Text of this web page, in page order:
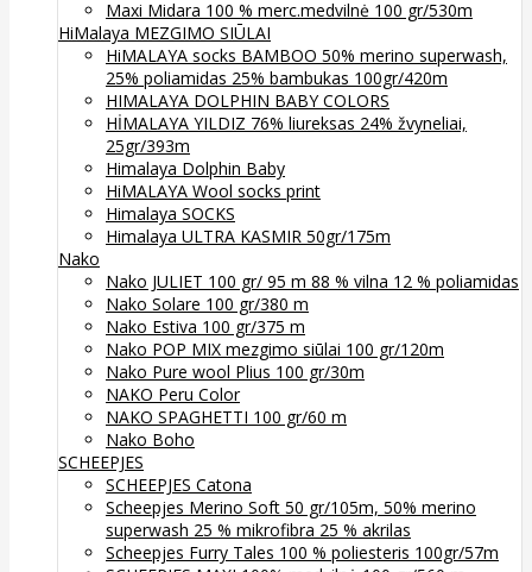
Maxi Midara 100 % merc.medvilnė 100 gr/530m
HiMalaya MEZGIMO SIŪLAI
HiMALAYA socks BAMBOO 50% merino superwash,
25% poliamidas 25% bambukas 100gr/420m
HIMALAYA DOLPHIN BABY COLORS
HİMALAYA YILDIZ 76% liureksas 24% žvyneliai,
25gr/393m
Himalaya Dolphin Baby
HiMALAYA Wool socks print
Himalaya SOCKS
Himalaya ULTRA KASMIR 50gr/175m
Nako
Nako JULIET 100 gr/ 95 m 88 % vilna 12 % poliamidas
Nako Solare 100 gr/380 m
Nako Estiva 100 gr/375 m
Nako POP MIX mezgimo siūlai 100 gr/120m
Nako Pure wool Plius 100 gr/30m
NAKO Peru Color
NAKO SPAGHETTI 100 gr/60 m
Nako Boho
SCHEEPJES
SCHEEPJES Catona
Scheepjes Merino Soft 50 gr/105m, 50% merino
superwash 25 % mikrofibra 25 % akrilas
Scheepjes Furry Tales 100 % poliesteris 100gr/57m